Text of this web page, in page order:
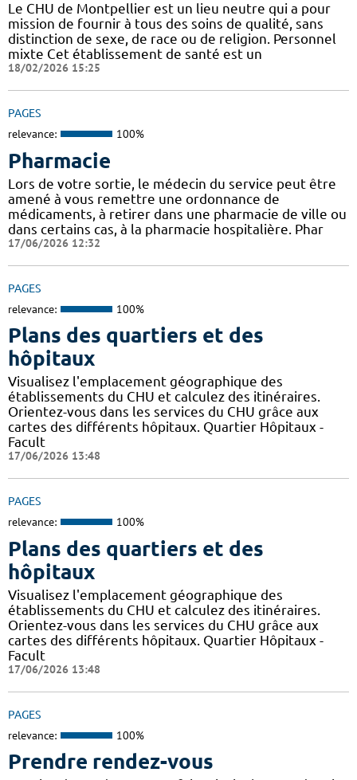
Le CHU de Montpellier est un lieu neutre qui a pour
mission de fournir à tous des soins de qualité, sans
distinction de sexe, de race ou de religion. Personnel
mixte Cet établissement de santé est un
18/02/2026 15:25
PAGES
relevance: 100%
Pharmacie
Lors de votre sortie, le médecin du service peut être
amené à vous remettre une ordonnance de
médicaments, à retirer dans une pharmacie de ville ou
dans certains cas, à la pharmacie hospitalière. Phar
17/06/2026 12:32
PAGES
relevance: 100%
Plans des quartiers et des
hôpitaux
Visualisez l'emplacement géographique des
établissements du CHU et calculez des itinéraires.
Orientez-vous dans les services du CHU grâce aux
cartes des différents hôpitaux. Quartier Hôpitaux -
Facult
17/06/2026 13:48
PAGES
relevance: 100%
Plans des quartiers et des
hôpitaux
Visualisez l'emplacement géographique des
établissements du CHU et calculez des itinéraires.
Orientez-vous dans les services du CHU grâce aux
cartes des différents hôpitaux. Quartier Hôpitaux -
Facult
17/06/2026 13:48
PAGES
relevance: 100%
Prendre rendez-vous